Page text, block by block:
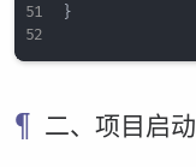
}
二、项目启动